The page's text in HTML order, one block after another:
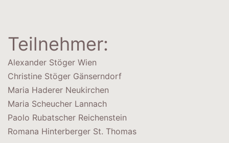
Teilnehmer:
Alexander Stöger Wien
Christine Stöger Gänserndorf
Maria Haderer Neukirchen
Maria Scheucher Lannach
Paolo Rubatscher Reichenstein
Romana Hinterberger St. Thomas